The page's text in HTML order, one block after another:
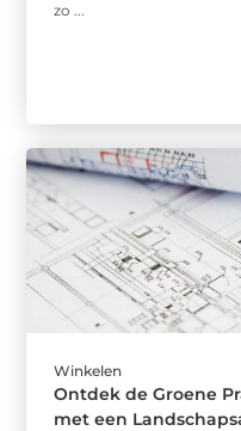
zo ...
Winkelen
Ontdek de Groene
met een